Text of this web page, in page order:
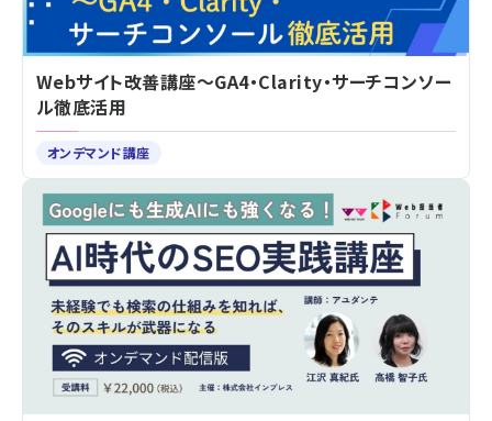
Webサイト改善講座～GA4・Clarity・サーチコンソー
ル徹底活用
オンデマンド講座